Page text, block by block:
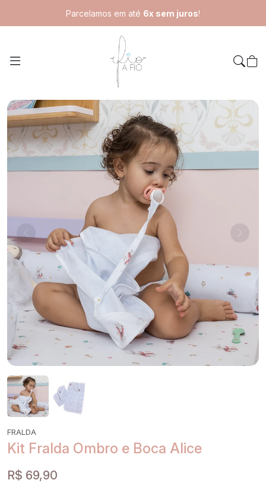
Parcelamos em até 6x sem juros!
Kit Fralda Ombro e Boca Alice
Anterior
FRALDA
Kit Fralda Ombro e Boca Alice
R$ 69,90